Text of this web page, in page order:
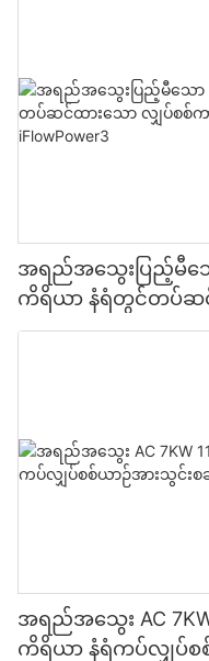
အရည်အသွေးပြည့်မီသေ
ကိရိယာ နံရံတွင်တပ်ဆင်
သွင်းစခန်း ထုတ်လုပ်သူ |
အရည်အသွေး AC 7KW
ကိရိယာ နံရံကပ်လျှပ်စ